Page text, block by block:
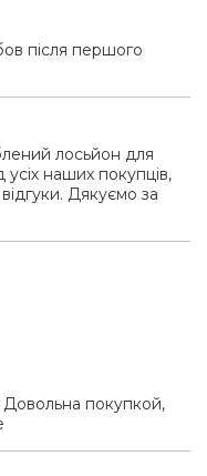
після першого
лосьйон для
наших покупців,
відгуки. Дякуємо за
покупкой,